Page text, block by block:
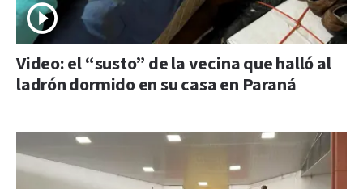
Video: el “susto” de la vecina que halló al
ladrón dormido en su casa en Paraná